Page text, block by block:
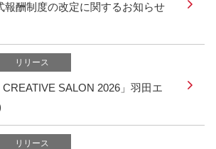
報酬制度の改定に関するお知らせ
リリース
SALON 2026」羽田エ
リリース